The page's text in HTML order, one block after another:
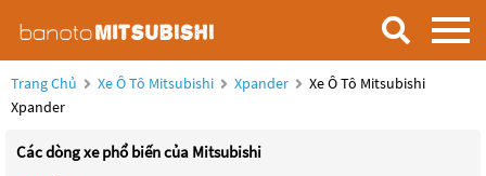
Trang Chủ Xe Ô Tô Mitsubishi Xpander
Xe Ô Tô Mitsubishi
Xpander
Các dòng xe phổ biến của Mitsubishi